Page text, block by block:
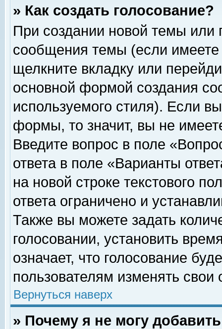
» Как создать голосование?
При создании новой темы или
сообщения темы (если
щелкните вкладку или
основной формой создания
используемого стиля). Если
формы, то значит, вы не
Введите вопрос в поле
ответа в поле «Варианты
на новой строке текстового
ответа ограничено и
Также вы можете задать
голосовании, установить
означает, что голосование
пользователям изменять свои
Вернуться наверх
» Почему я не могу